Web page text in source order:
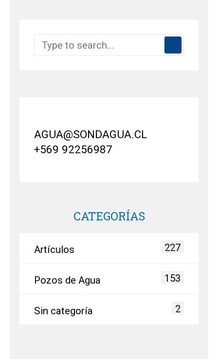
AGUA@SONDAGUA.CL
+569 92256987
CATEGORÍAS
Artículos 227
Pozos de Agua 153
Sin categoría 2